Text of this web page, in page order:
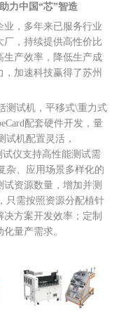
中国“芯”智造
业，多年来已服务行业
厂，持续提供高性价比
生产效率，降低生产成
加速科技赢得了苏州
测试机，平移式\重力式
配套硬件开发，量
试机配置灵活，
试仪支持高性能测试需
杂、应用场景多样化的
资源数量，增加并测
只需按照资源分配植针
方案开发效率；定制
量产需求。